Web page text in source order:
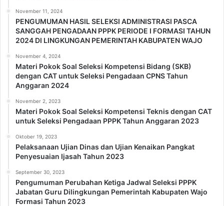
November 11, 2024
PENGUMUMAN HASIL SELEKSI ADMINISTRASI PASCA
SANGGAH PENGADAAN PPPK PERIODE I FORMASI TAHUN
2024 DI LINGKUNGAN PEMERINTAH KABUPATEN WAJO
November 4, 2024
Materi Pokok Soal Seleksi Kompetensi Bidang (SKB)
dengan CAT untuk Seleksi Pengadaan CPNS Tahun
Anggaran 2024
November 2, 2023
Materi Pokok Soal Seleksi Kompetensi Teknis dengan CAT
untuk Seleksi Pengadaan PPPK Tahun Anggaran 2023
Oktober 19, 2023
Pelaksanaan Ujian Dinas dan Ujian Kenaikan Pangkat
Penyesuaian Ijasah Tahun 2023
September 30, 2023
Pengumuman Perubahan Ketiga Jadwal Seleksi PPPK
Jabatan Guru Dilingkungan Pemerintah Kabupaten Wajo
Formasi Tahun 2023